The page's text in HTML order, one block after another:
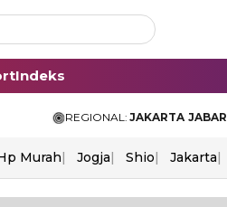
Indeks
REGIONAL: JAKARTA JABAR
Murah Jogja Shio Jakarta